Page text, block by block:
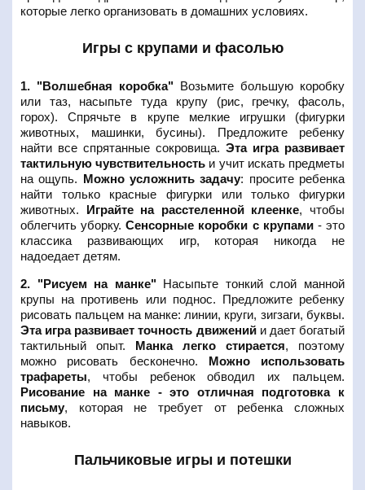
которые легко организовать в домашних условиях.
Игры с крупами и фасолью
1. "Волшебная коробка" Возьмите большую коробку
или таз, насыпьте туда крупу (рис, гречку, фасоль,
горох). Спрячьте в крупе мелкие игрушки (фигурки
животных, машинки, бусины). Предложите ребенку
найти все спрятанные сокровища. Эта игра развивает
тактильную чувствительность и учит искать предметы
на ощупь. Можно усложнить задачу: просите ребенка
найти только красные фигурки или только фигурки
животных. Играйте на расстеленной клеенке, чтобы
облегчить уборку.Сенсорные коробки с крупами- это
классика развивающих игр, которая никогда не
надоедает детям.
2. "Рисуем на манке" Насыпьте тонкий слой манной
крупы на противень или поднос. Предложите ребенку
рисовать пальцем на манке: линии, круги, зигзаги, буквы.
Эта игра развивает точность движенийи дает богатый
тактильный опыт. Манка легко стирается, поэтому
можно рисовать бесконечно. Можно использовать
трафареты, чтобы ребенок обводил их пальцем.
Рисование на манке - это отличная подготовка к
письму, которая не требует от ребенка сложных
навыков.
Пальчиковые игры и потешки